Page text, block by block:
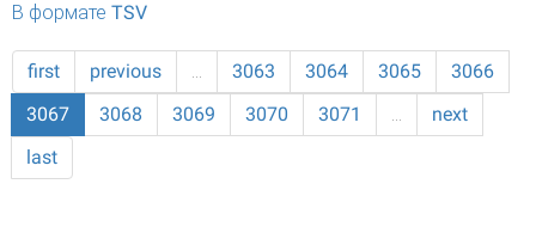
В формате TSV
first previous … 3063 3064 3065
3066
3067
3068 3069 3070 3071 …
next
last